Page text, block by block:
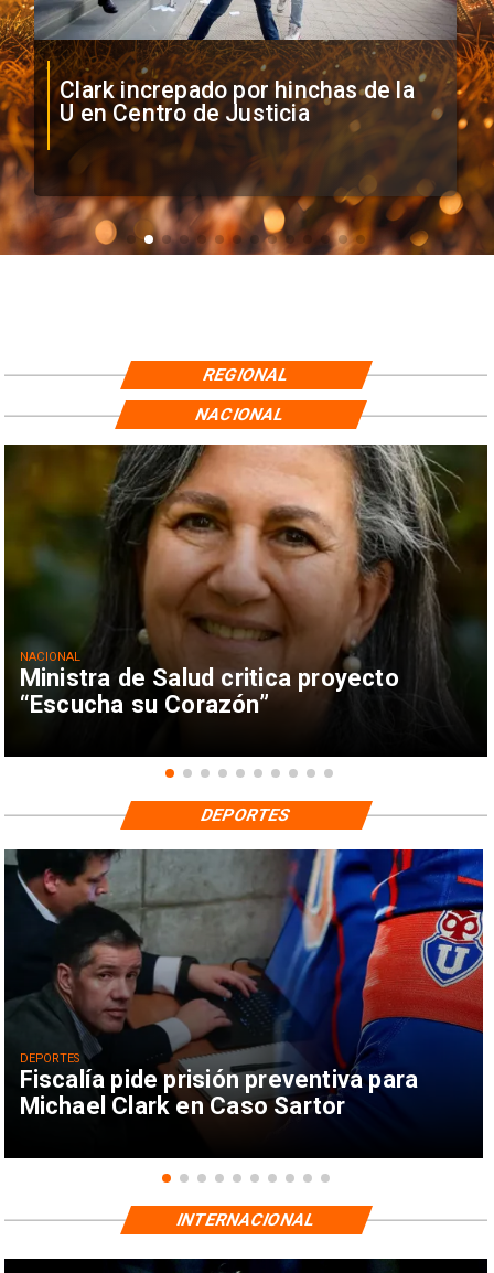
Clark increpado por hinchas de la
U en Centro de Justicia
REGIONAL
Ministra de Salud critica proyecto
“Escucha su Corazón”
NACIONAL
NACIONAL
Fiscalía pide prisión preventiva para
Michael Clark en Caso Sartor
DEPORTES
DEPORTES
INTERNACIONAL